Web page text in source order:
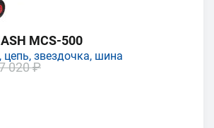
MCS-500
цепь, звездочка, шина
020 ₽